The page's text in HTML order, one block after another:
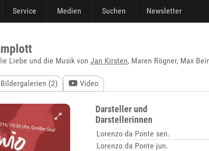
Service Medien Suchen Newsletter
Liebe und die Musik von Jan Kirsten, Maren Rögner, Max
Bildergalerien (2) Video
Darsteller und
Darstellerinnen
Lorenzo da Ponte sen.
Lorenzo da Ponte jun.